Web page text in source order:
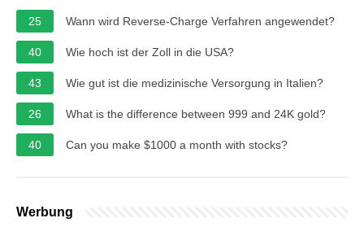
25
Wann wird Reverse-Charge Verfahren angewendet?
40 Wie hoch ist der Zoll in die USA?
43 Wie gut ist die medizinische Versorgung in Italien?
26 What is the difference between 999 and 24K gold?
40 Can you make $1000 a month with stocks?
Werbung